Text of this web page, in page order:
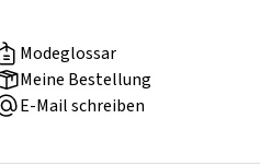
Modeglossar
Meine Bestellung
E-Mail schreiben